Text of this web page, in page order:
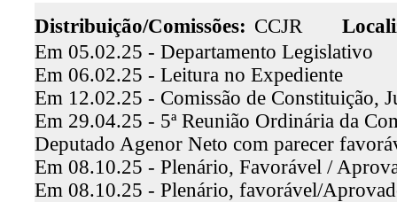
Distribuição/Comissões: CCJR
Em 05.02.25 - Departamento Legislativo
Em 06.02.25 - Leitura no Expediente
Em 12.02.25 - Comissão de Constituição,
Em 29.04.25 - 5ª Reunião Ordinária da
Deputado Agenor Neto com parecer
Em 08.10.25 - Plenário, Favorável /
Em 08.10.25 - Plenário, favorável/